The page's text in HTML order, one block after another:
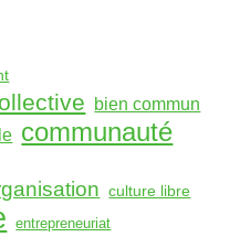
bien commun
communauté
culture libre
entrepreneuriat